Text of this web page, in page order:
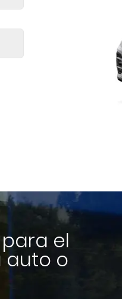
el
auto o